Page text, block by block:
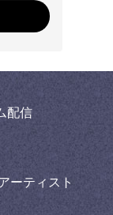
配信
ーティスト